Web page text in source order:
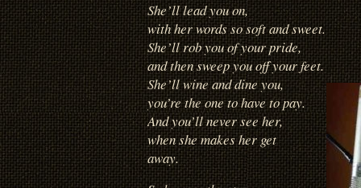
She’ll lead you on,
with her words so soft and sweet.
She’ll rob you of your pride,
and then sweep you off your feet.
She’ll wine and dine you,
you’re the one to have to pay.
And you’ll never see her,
when she makes her get
away.